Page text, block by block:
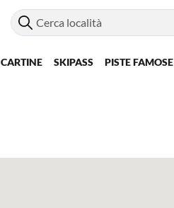
CARTINE SKIPASS PISTE FAMOSE